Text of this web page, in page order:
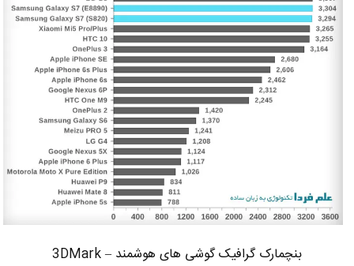
بنچمارک گرافیک گوشی های هوشمند – 3DMark